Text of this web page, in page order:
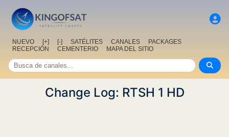
NUEVO [+] [-] SATÉLITES CANALES
PACKAGES
RECEPCIÓN
CEMENTERIO MAPA DEL SITIO
Change Log: RTSH 1 HD